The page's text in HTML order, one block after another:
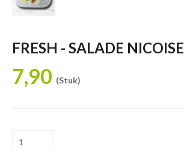
FRESH - SALADE NICOISE
7,90 (Stuk)